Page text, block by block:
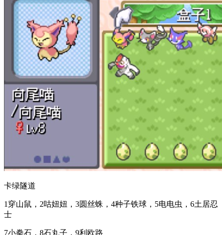
卡绿隧道
1穿山鼠，2咕妞妞，3圆丝蛛，4种子铁球，5电电虫，6土居忍
士
7小拳石，8石丸子，9利欧路